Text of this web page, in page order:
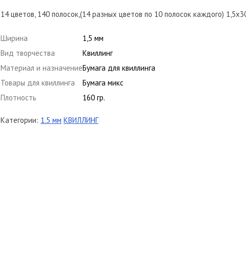
14 цветов, 140 полосок,(14 разных цветов по 10 полосок каждого)
Ширина
1,5 мм
Вид творчества
Квиллинг
Материал и назначениеБумага для квиллинга
Товары для квиллинга
Бумага микс
Плотность
160 гр.
Категории: 1.5 мм КВИЛЛИНГ